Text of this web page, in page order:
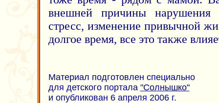
внешней причины
стресс, изменение привычной
долгое время, все это также
Материал подготовлен специально
для детского портала "Солнышко"
и опубликован 6 апреля 2006 г.